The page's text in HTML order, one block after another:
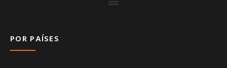
POR PAÍSES